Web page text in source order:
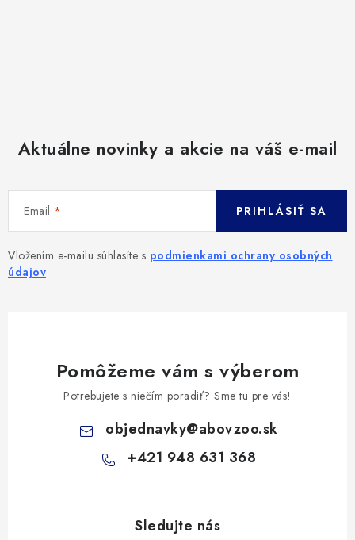
Aktuálne novinky a akcie na váš e-mail
Email
Vložením e-mailu súhlasíte s podmienkami ochrany osobných
údajov
PRIHLÁSIŤ SA
Pomôžeme vám s výberom
Potrebujete s niečím poradiť? Sme tu pre vás!
objednavky@abovzoo.sk
+421 948 631 368